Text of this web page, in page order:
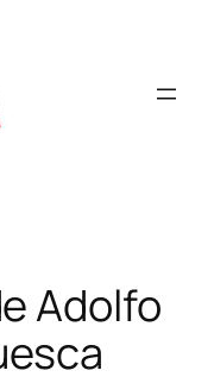
Adolfo